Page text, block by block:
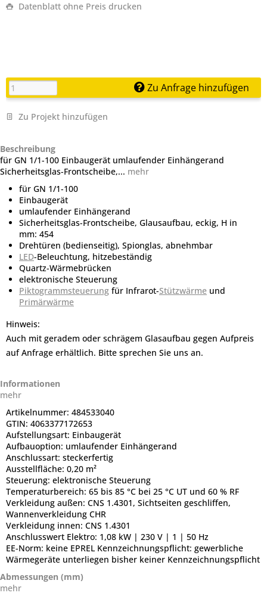
Datenblatt ohne Preis drucken
Zu Anfrage hinzufügen
Zu Projekt hinzufügen
Beschreibung
für GN 1/1-100 Einbaugerät umlaufender Einhängerand
Sicherheitsglas-Frontscheibe,... mehr
für GN 1/1-100
Einbaugerät
umlaufender Einhängerand
Sicherheitsglas-Frontscheibe, Glausaufbau, eckig, H in
mm: 454
Drehtüren (bedienseitig), Spionglas, abnehmbar
LED-Beleuchtung, hitzebeständig
Quartz-Wärmebrücken
elektronische Steuerung
Piktogrammsteuerung für Infrarot-Stützwärme und
Primärwärme
Hinweis:
Auch mit geradem oder schrägem Glasaufbau gegen Aufpreis
auf Anfrage erhältlich. Bitte sprechen Sie uns an.
Informationen
mehr
Artikelnummer: 484533040
GTIN: 4063377172653
Aufstellungsart: Einbaugerät
Aufbauoption: umlaufender Einhängerand
Anschlussart: steckerfertig
Ausstellfläche: 0,20 m²
Steuerung: elektronische Steuerung
Temperaturbereich: 65 bis 85 °C bei 25 °C UT und 60 % RF
Verkleidung außen: CNS 1.4301, Sichtseiten geschliffen,
Wannenverkleidung CHR
Verkleidung innen: CNS 1.4301
Anschlusswert Elektro: 1,08 kW | 230 V | 1 | 50 Hz
EE-Norm: keine EPREL Kennzeichnungspflicht: gewerbliche
Wärmegeräte unterliegen bisher keiner Kennzeichnungspflicht
Abmessungen (mm)
mehr